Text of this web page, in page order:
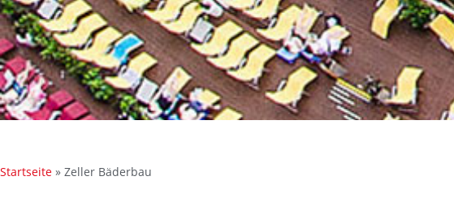
Startseite » Zeller Bäderbau